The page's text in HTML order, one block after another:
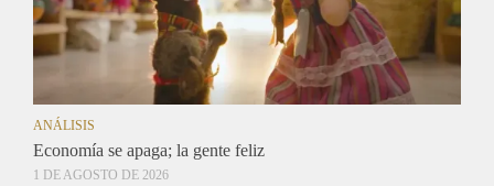
ANÁLISIS
Economía se apaga; la gente feliz
1 DE AGOSTO DE 2026